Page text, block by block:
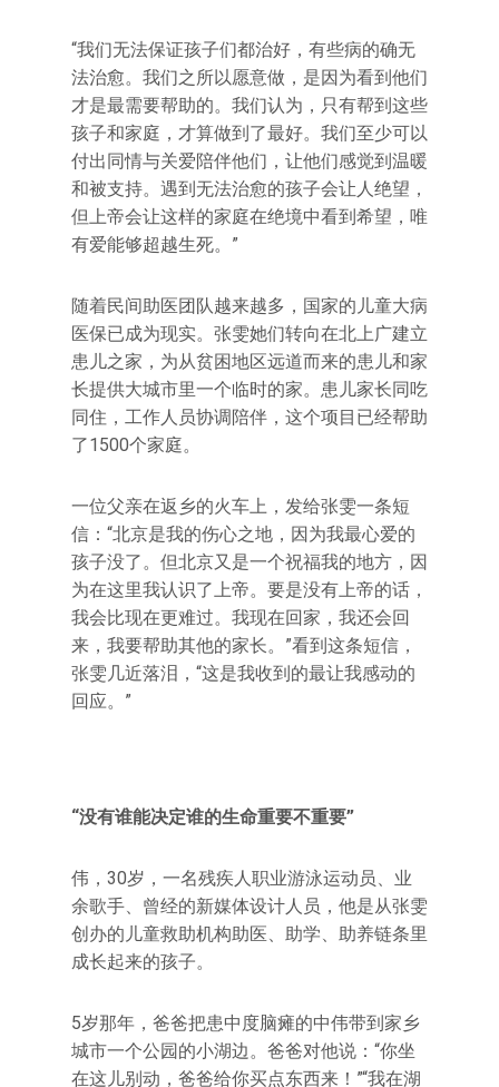
“我们无法保证孩子们都治好，有些病的确无
法治愈。我们之所以愿意做，是因为看到他们
才是最需要帮助的。我们认为，只有帮到这些
孩子和家庭，才算做到了最好。我们至少可以
付出同情与关爱陪伴他们，让他们感觉到温暖
和被支持。遇到无法治愈的孩子会让人绝望，
但上帝会让这样的家庭在绝境中看到希望，唯
有爱能够超越生死。”
随着民间助医团队越来越多，国家的儿童大病
医保已成为现实。张雯她们转向在北上广建立
患儿之家，为从贫困地区远道而来的患儿和家
长提供大城市里一个临时的家。患儿家长同吃
同住，工作人员协调陪伴，这个项目已经帮助
了1500个家庭。
一位父亲在返乡的火车上，发给张雯一条短
信：“北京是我的伤心之地，因为我最心爱的
孩子没了。但北京又是一个祝福我的地方，因
为在这里我认识了上帝。要是没有上帝的话，
我会比现在更难过。我现在回家，我还会回
来，我要帮助其他的家长。”看到这条短信，
张雯几近落泪，“这是我收到的最让我感动的
回应。”
“没有谁能决定谁的生命重要不重要”
伟，30岁，一名残疾人职业游泳运动员、业
余歌手、曾经的新媒体设计人员，他是从张雯
创办的儿童救助机构助医、助学、助养链条里
成长起来的孩子。
5岁那年，爸爸把患中度脑瘫的中伟带到家乡
城市一个公园的小湖边。爸爸对他说：“你坐
在这儿别动，爸爸给你买点东西来！”“我在湖